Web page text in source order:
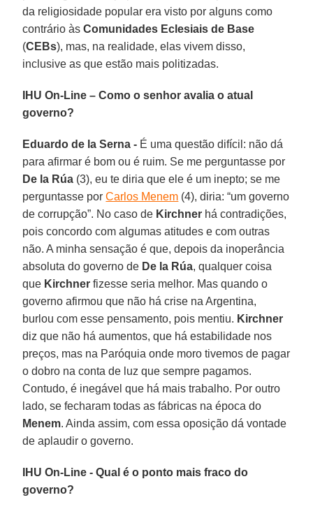
da religiosidade popular era visto por alguns como
contrário àsComunidades Eclesiais de Base
(CEBs), mas, na realidade, elas vivem disso,
inclusive as que estão mais politizadas.
IHU On-Line – Como o senhor avalia o atual
governo?
Eduardo de la Serna - É uma questão difícil: não dá
para afirmar é bom ou é ruim. Se me perguntasse por
De la Rúa (3), eu te diria que ele é um inepto; se me
perguntasse porCarlos Menem (4), diria: “um governo
de corrupção”. No caso de Kirchner há contradições,
pois concordo com algumas atitudes e com outras
não. A minha sensação é que, depois da inoperância
absoluta do governo de De la Rúa, qualquer coisa
que Kirchner fizesse seria melhor. Mas quando o
governo afirmou que não há crise na Argentina,
burlou com esse pensamento, pois mentiu. Kirchner
diz que não há aumentos, que há estabilidade nos
preços, mas na Paróquia onde moro tivemos de pagar
o dobro na conta de luz que sempre pagamos.
Contudo, é inegável que há mais trabalho. Por outro
lado, se fecharam todas as fábricas na época do
Menem. Ainda assim, com essa oposição dá vontade
de aplaudir o governo.
IHU On-Line - Qual é o ponto mais fraco do
governo?